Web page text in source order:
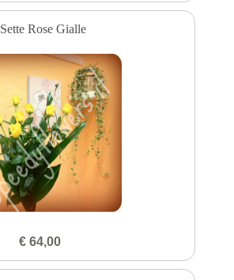
Sette Rose Gialle
€ 64,00